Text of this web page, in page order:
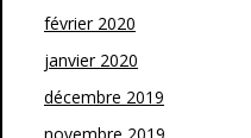
février 2020
janvier 2020
décembre 2019